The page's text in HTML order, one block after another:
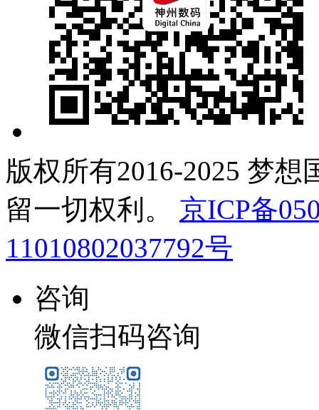
版权所有2016-2025 梦想
留一切权利。
京ICP备
11010802037792号
咨询
微信扫码咨询